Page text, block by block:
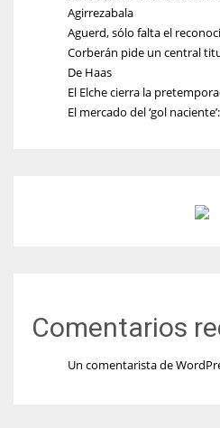
Agirrezabala
Aguerd, sólo falta el
Corberán pide un central
De Haas
El Elche cierra la
El mercado del ‘gol
Comentarios
Un comentarista de